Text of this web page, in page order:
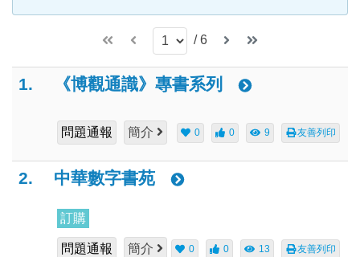
/ 6
1. 《博觀通識》專書系列
問題通報 簡介 0 0 9 友善列印
2. 中華數字書苑
訂購
問題通報 簡介 0 0 13 友善列印